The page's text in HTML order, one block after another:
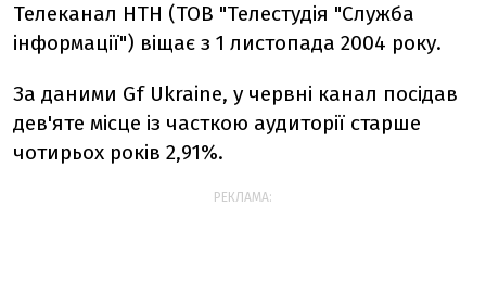
Телеканал НТН (ТОВ "Телестудія "Служба
інформації") віщає з 1 листопада 2004 року.
За даними Gf Ukraine, у червні канал посідав
дев'яте місце із часткою аудиторії старше
чотирьох років 2,91%.
РЕКЛАМА: